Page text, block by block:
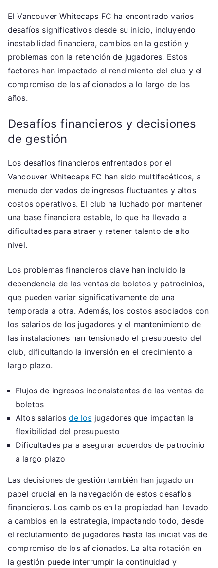
El Vancouver Whitecaps FC ha encontrado varios
desafíos significativos desde su inicio, incluyendo
inestabilidad financiera, cambios en la gestión y
problemas con la retención de jugadores. Estos
factores han impactado el rendimiento del club y el
compromiso de los aficionados a lo largo de los
años.
Desafíos financieros y decisiones
de gestión
Los desafíos financieros enfrentados por el
Vancouver Whitecaps FC han sido multifacéticos, a
menudo derivados de ingresos fluctuantes y altos
costos operativos. El club ha luchado por mantener
una base financiera estable, lo que ha llevado a
dificultades para atraer y retener talento de alto
nivel.
Los problemas financieros clave han incluido la
dependencia de las ventas de boletos y patrocinios,
que pueden variar significativamente de una
temporada a otra. Además, los costos asociados con
los salarios de los jugadores y el mantenimiento de
las instalaciones han tensionado el presupuesto del
club, dificultando la inversión en el crecimiento a
largo plazo.
Flujos de ingresos inconsistentes de las ventas de
boletos
Altos salariosde los jugadores que impactan la
flexibilidad del presupuesto
Dificultades para asegurar acuerdos de patrocinio
a largo plazo
Las decisiones de gestión también han jugado un
papel crucial en la navegación de estos desafíos
financieros. Los cambios en la propiedad han llevado
a cambios en la estrategia, impactando todo, desde
el reclutamiento de jugadores hasta las iniciativas de
compromiso de los aficionados. La alta rotación en
la gestión puede interrumpir la continuidad y